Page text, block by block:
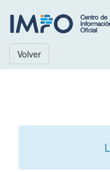
Volver